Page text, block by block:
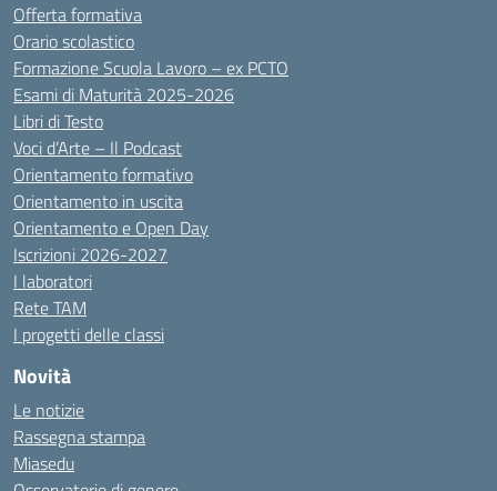
Offerta formativa
Orario scolastico
Formazione Scuola Lavoro – ex PCTO
Esami di Maturità 2025-2026
Libri di Testo
Voci d’Arte – Il Podcast
Orientamento formativo
Orientamento in uscita
Orientamento e Open Day
Iscrizioni 2026-2027
I laboratori
Rete TAM
I progetti delle classi
Novità
Le notizie
Rassegna stampa
Miasedu